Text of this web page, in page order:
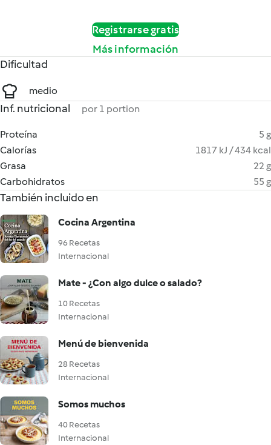
Registrarse gratis
Más información
Dificultad
medio
Inf. nutricional por 1 portion
Proteína
5 g
Calorías
1817 kJ / 434 kcal
Grasa
22 g
Carbohidratos
55 g
También incluido en
Cocina Argentina
96 Recetas
Internacional
Mate - ¿Con algo dulce o salado?
10 Recetas
Internacional
Menú de bienvenida
28 Recetas
Internacional
Somos muchos
40 Recetas
Internacional